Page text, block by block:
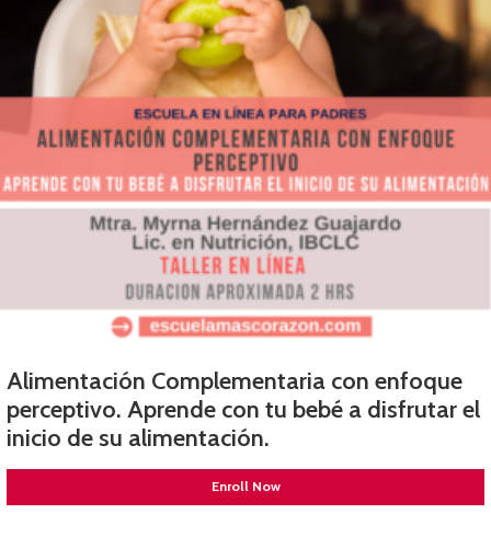
Alimentación Complementaria con enfoque
perceptivo. Aprende con tu bebé a disfrutar el
inicio de su alimentación.
Enroll Now